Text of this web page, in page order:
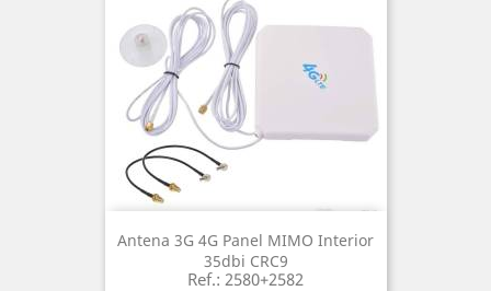
Antena 3G 4G Panel MIMO Interior
35dbi CRC9
Ref.: 2580+2582